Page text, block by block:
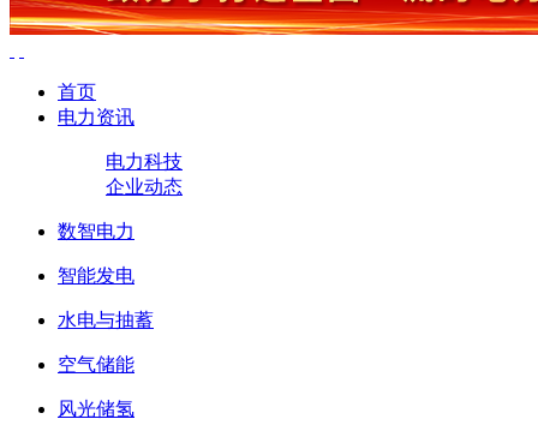
首页
电力资讯
电力科技
企业动态
数智电力
智能发电
水电与抽蓄
空气储能
风光储氢